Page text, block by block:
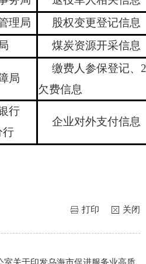
理局
股权变更登记信息
煤炭资源开采信息
局
缴费人参保登记、
欠费信息
行
行
企业对外支付信息
关闭
打印
室关于印发乌海市促进服务业高质